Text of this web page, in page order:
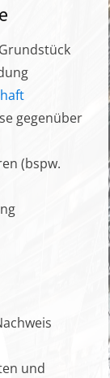
gegenüber
(bspw.
und